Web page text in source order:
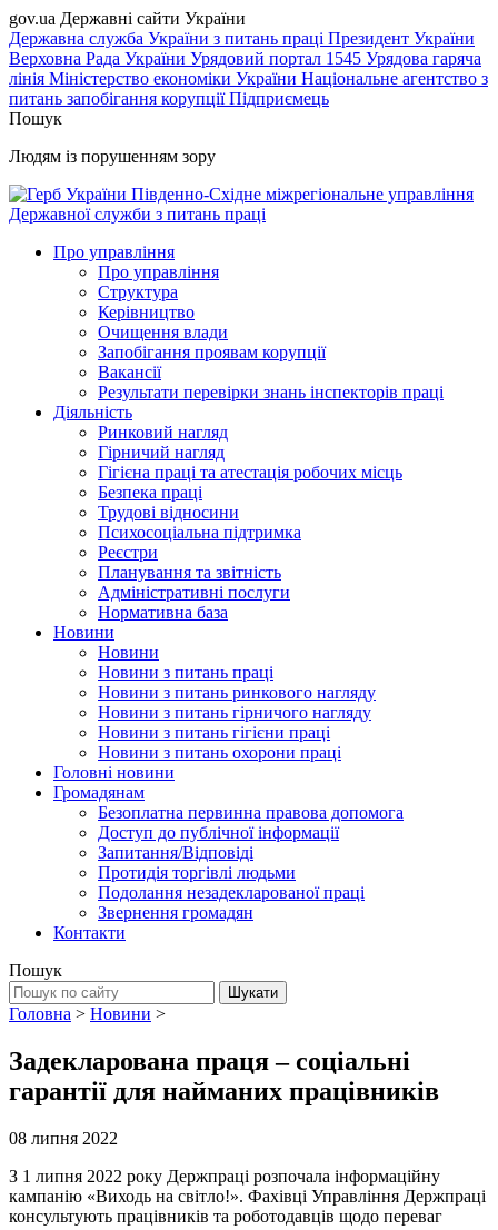
gov.ua Державні сайти України
Державна служба України з питань праці Президент України
Верховна Рада України Урядовий портал 1545 Урядова гаряча
лінія Міністерство економіки України Національне агентство з
питань запобігання корупціїПідприємець
Пошук
Людям із порушенням зору
Південно-Східне міжрегіональне управління
Державної служби з питань праці
Про управління
Про управління
Структура
Керівництво
Очищення влади
Запобігання проявам корупції
Вакансії
Результати перевірки знань інспекторів праці
Діяльність
Ринковий нагляд
Гірничий нагляд
Гігієна праці та атестація робочих місць
Безпека праці
Трудові відносини
Психосоціальна підтримка
Реєстри
Планування та звітність
Адміністративні послуги
Нормативна база
Новини
Новини
Новини з питань праці
Новини з питань ринкового нагляду
Новини з питань гірничого нагляду
Новини з питань гігієни праці
Новини з питань охорони праці
Головні новини
Громадянам
Безоплатна первинна правова допомога
Доступ до публічної інформації
Запитання/Відповіді
Протидія торгівлі людьми
Подолання незадекларованої праці
Звернення громадян
Контакти
Пошук
Головна > Новини >
Задекларована праця – соціальні
гарантії для найманих працівників
08 липня 2022
З 1 липня 2022 року Держпраці розпочала інформаційну
кампанію «Виходь на світло!». Фахівці Управління Держпраці
консультують працівників та роботодавців щодо переваг